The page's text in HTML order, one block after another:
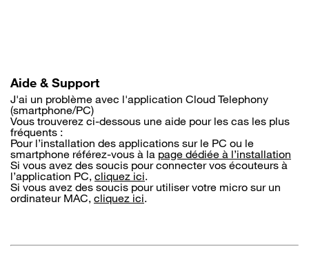
Aide & Support
J'ai un problème avec l'application Cloud Telephony
(smartphone/PC)
Vous trouverez ci-dessous une aide pour les cas les plus
fréquents :
Pour l’installation des applications sur le PC ou le
smartphone référez-vous à la page dédiée à l’installation
Si vous avez des soucis pour connecter vos écouteurs à
l’application PC, cliquez ici.
Si vous avez des soucis pour utiliser votre micro sur un
ordinateur MAC, cliquez ici.